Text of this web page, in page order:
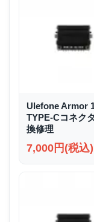
Ulefone Armor
TYPE-Cコネク
換修理
7,000円(税込)